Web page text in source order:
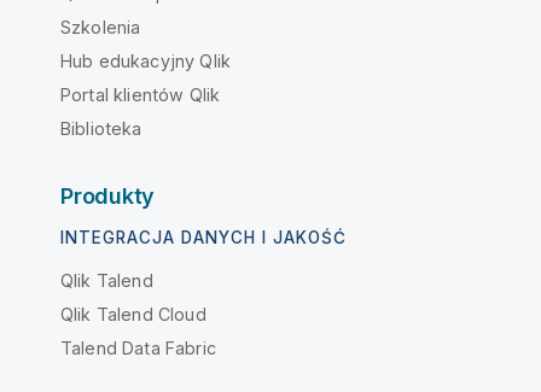
Szkolenia
Hub edukacyjny Qlik
Portal klientów Qlik
Biblioteka
Produkty
INTEGRACJA DANYCH I JAKOŚĆ
Qlik Talend
Qlik Talend Cloud
Talend Data Fabric